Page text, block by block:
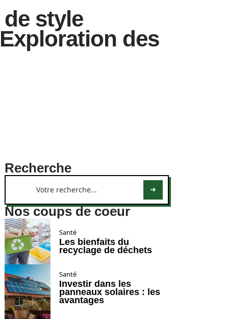
style
des
Recherche
Nos coups de coeur
Santé
Les bienfaits du
recyclage de déchets
Santé
Investir dans les
panneaux solaires : les
avantages